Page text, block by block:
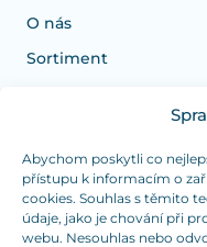
Abychom poskytli co
přístupu k informacím o
cookies. Souhlas s těmito
údaje, jako je chování při
webu. Nesouhlas nebo
O nás
Sortiment
Potřebujete
Jsme tu pro vás
a Pátek od 7:30 -